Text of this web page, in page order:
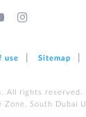
use Sitemap
All rights reserved.
Zone, South Dubai